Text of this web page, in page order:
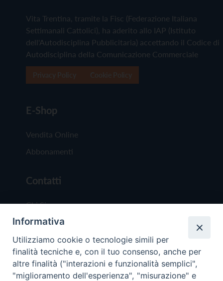
Vita Trentina, tramite la Fisc (Federazione Italiana
Settimanali Cattolici), ha aderito allo IAP (Istituto
dell'Autodisciplina Pubblicitaria) accettando il Codice di
Autodisciplina della Comunicazione Commerciale
E-Shop
Vendita Online
Abbonamenti
Contatti
Chi Siamo
Redazione
Scrivici
Informativa
Utilizziamo cookie o tecnologie simili per
finalità tecniche e, con il tuo consenso, anche per
altre finalità ("interazioni e funzionalità semplici",
"miglioramento dell'esperienza", "misurazione" e